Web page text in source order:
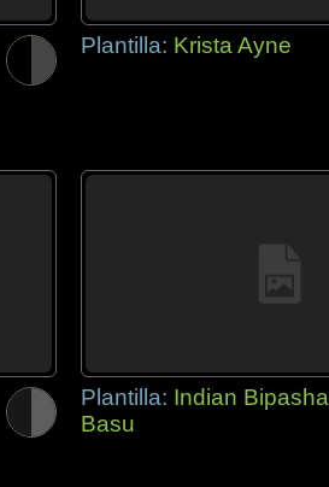
Plantilla: Krista Ayne
Plantilla: Indian Bipasha
Basu